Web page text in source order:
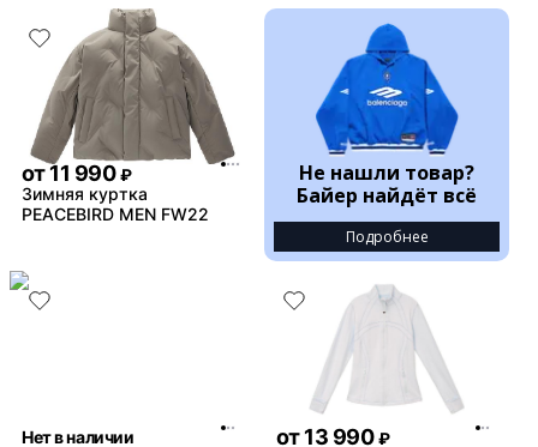
от11 990 ₽
Зимняя куртка
PEACEBIRD MEN FW22
Не нашли товар?
Байер найдёт всё
Подробнее
Нет в наличии
от13 990 ₽